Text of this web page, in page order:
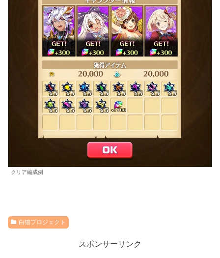
クリア編成例
白猫プロジェクト
スポンサーリンク